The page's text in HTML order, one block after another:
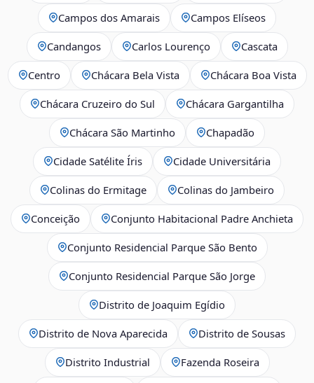
Campos dos Amarais Campos Elíseos
Candangos Carlos Lourenço Cascata
Centro Chácara Bela Vista Chácara Boa Vista
Chácara Cruzeiro do Sul Chácara Gargantilha
Chácara São Martinho Chapadão
Cidade Satélite Íris Cidade Universitária
Colinas do Ermitage Colinas do Jambeiro
Conceição Conjunto Habitacional Padre Anchieta
Conjunto Residencial Parque São Bento
Conjunto Residencial Parque São Jorge
Distrito de Joaquim Egídio
Distrito de Nova Aparecida Distrito de Sousas
Distrito Industrial Fazenda Roseira